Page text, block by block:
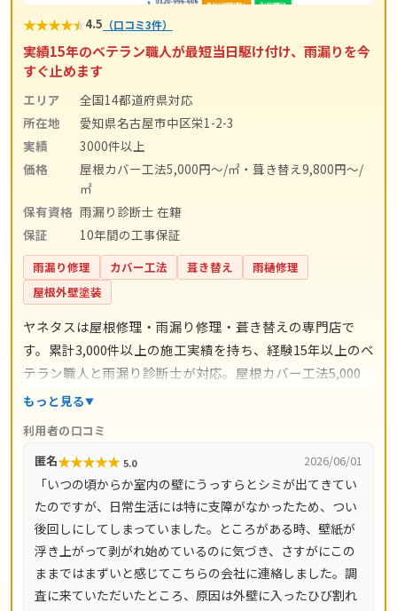
★★★★★4.5 （口コミ3件）
実績15年のベテラン職人が最短当日駆け付け、雨漏りを今
すぐ止めます
エリア
全国14都道府県対応
所在地
愛知県名古屋市中区栄1-2-3
実績
3000件以上
価格
屋根カバー工法5,000円〜/㎡・葺き替え9,800円〜/
㎡
保有資格 雨漏り診断士 在籍
保証
10年間の工事保証
雨漏り修理 カバー工法 葺き替え
雨樋修理
屋根外壁塗装
ヤネタスは屋根修理・雨漏り修理・葺き替えの専門店で
す。累計3,000件以上の施工実績を持ち、経験15年以上のベ
テラン職人と雨漏り診断士が対応。屋根カバー工法5,000
円〜/㎡・葺き替え9,800円〜/㎡・漆喰工事3,000円〜/mな
る直接施工で余計な中間コストを省き、施工後は10年間の
工事保証付き。現地調査・お見積り・ドローン調査・出張
費は無料です。愛知県・岐阜県をはじめ全国14都道府県に
対応し、電話は8時〜18時、LINE・メールは24時間受付、
最短即日で駆けつけます。
もっと見る
利用者の口コミ
匿名★★★★★ 5.0 2026/06/01
「いつの頃からか室内の壁にうっすらとシミが出てきてい
たのですが、日常生活には特に支障がなかったため、つい
後回しにしてしまっていました。ところがある時、壁紙が
浮き上がって剥がれ始めているのに気づき、さすがにこの
ままではまずいと感じてこちらの会社に連絡しました。調
査に来ていただいたところ、原因は外壁に入ったひび割れ